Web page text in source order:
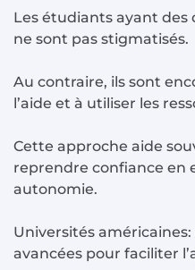
Les étudiants ayant des
ne sont pas stigmatisés.
Au contraire, ils sont
l’aide et à utiliser les
Cette approche aide
reprendre confiance en
autonomie.
Universités
avancées pour faciliter